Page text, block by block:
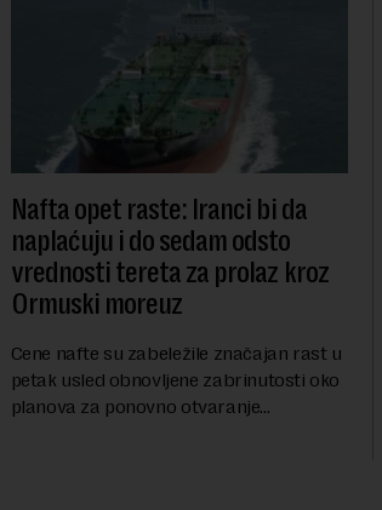
Nafta opet raste: Iranci bi da
naplaćuju i do sedam odsto
vrednosti tereta za prolaz kroz
Ormuski moreuz
Cene nafte su zabeležile značajan rast u
petak usled obnovljene zabrinutosti oko
planova za ponovno otvaranje